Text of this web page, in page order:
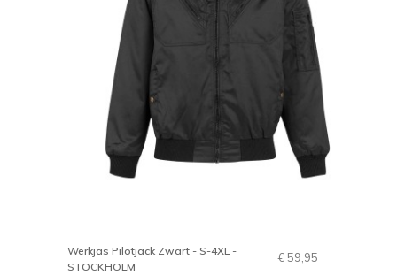
Werkjas Pilotjack Zwart - S-4XL -
STOCKHOLM
€ 59,95